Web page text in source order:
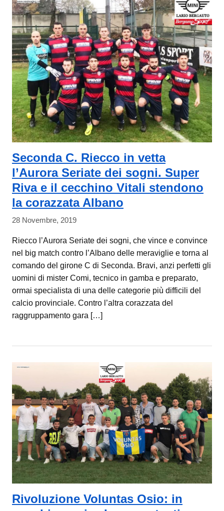
Seconda C. Riecco in vetta
l’Aurora Seriate dei sogni. Super
Riva e il cecchino Vitali stendono
la corazzata Albano
28 Novembre, 2019
Riecco l’Aurora Seriate dei sogni, che vince e convince
nel big match contro l’Albano delle meraviglie e torna al
comando del girone C di Seconda. Bravi, anzi perfetti gli
uomini di mister Comi, tecnico in gamba e preparato,
ormai specialista di una delle categorie più difficili del
calcio provinciale. Contro l’altra corazzata del
raggruppamento gara […]
Rivoluzione Voluntas Osio: in